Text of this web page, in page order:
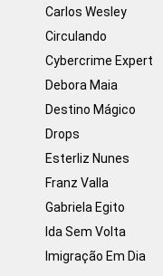
Carlos Wesley
Circulando
Cybercrime Expert
Debora Maia
Destino Mágico
Drops
Esterliz Nunes
Franz Valla
Gabriela Egito
Ida Sem Volta
Imigração Em Dia